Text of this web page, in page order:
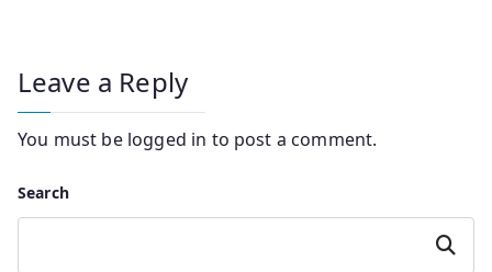
Leave a Reply
You must be logged in to post a comment.
Search
Search